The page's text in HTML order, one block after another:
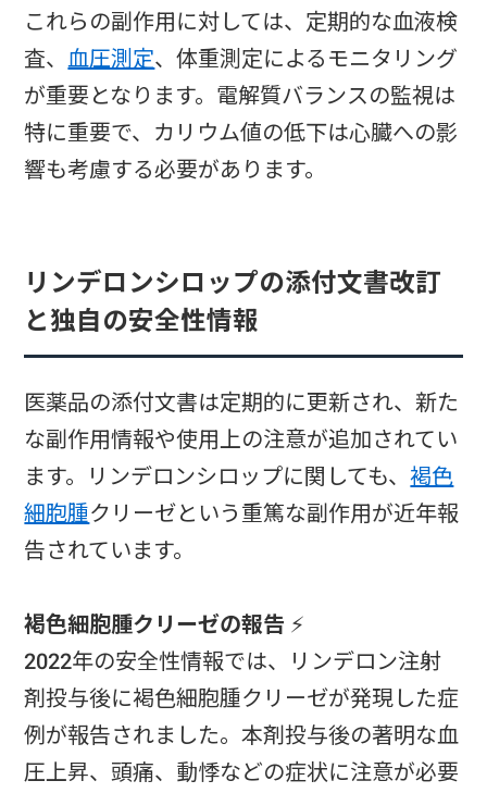
これらの副作用に対しては、定期的な血液検
査、血圧測定、体重測定によるモニタリング
が重要となります。電解質バランスの監視は
特に重要で、カリウム値の低下は心臓への影
響も考慮する必要があります。
リンデロンシロップの添付文書改訂
と独自の安全性情報
医薬品の添付文書は定期的に更新され、新た
な副作用情報や使用上の注意が追加されてい
ます。リンデロンシロップに関しても、褐色
細胞腫クリーゼという重篤な副作用が近年報
告されています。
褐色細胞腫クリーゼの報告 ⚡
2022年の安全性情報では、リンデロン注射
剤投与後に褐色細胞腫クリーゼが発現した症
例が報告されました。本剤投与後の著明な血
圧上昇、頭痛、動悸などの症状に注意が必要